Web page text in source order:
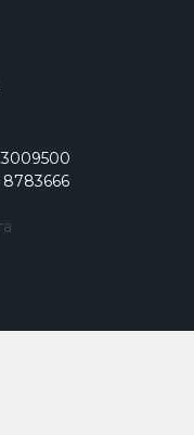
3009500
8783666